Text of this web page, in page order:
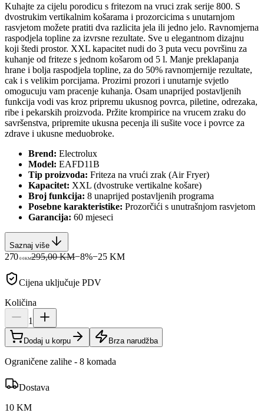
Kuhajte za cijelu porodicu s fritezom na vruci zrak serije 800. S
dvostrukim vertikalnim košarama i prozorcicima s unutarnjom
rasvjetom možete pratiti dva razlicita jela ili jedno jelo. Ravnomjerna
raspodjela topline za izvrsne rezultate. Sve u elegantnom dizajnu
koji štedi prostor. XXL kapacitet nudi do 3 puta vecu površinu za
kuhanje od friteze s jednom košarom od 5 l. Manje preklapanja
hrane i bolja raspodjela topline, za do 50% ravnomjernije rezultate,
cak i s velikim porcijama. Prozirni prozori i unutarnje svjetlo
omogucuju vam pracenje kuhanja. Osam unaprijed postavljenih
funkcija vodi vas kroz pripremu ukusnog povrca, piletine, odrezaka,
ribe i pekarskih proizvoda. Pržite krompirice na vrucem zraku do
savršenstva, pripremite ukusna pecenja ili sušite voce i povrce za
zdrave i ukusne meduobroke.
Brend: Electrolux
Model: EAFD11B
Tip proizvoda: Friteza na vrući zrak (Air Fryer)
Kapacitet: XXL (dvostruke vertikalne košare)
Broj funkcija: 8 unaprijed postavljenih programa
Posebne karakteristike: Prozorčići s unutrašnjom rasvjetom
Garancija: 60 mjeseci
Saznaj više
270 00KM295,00 KM−8%−25 KM
Cijena uključuje PDV
Količina
1
Dodaj u korpu Brza narudžba
Ograničene zalihe - 8 komada
Dostava
10 KM